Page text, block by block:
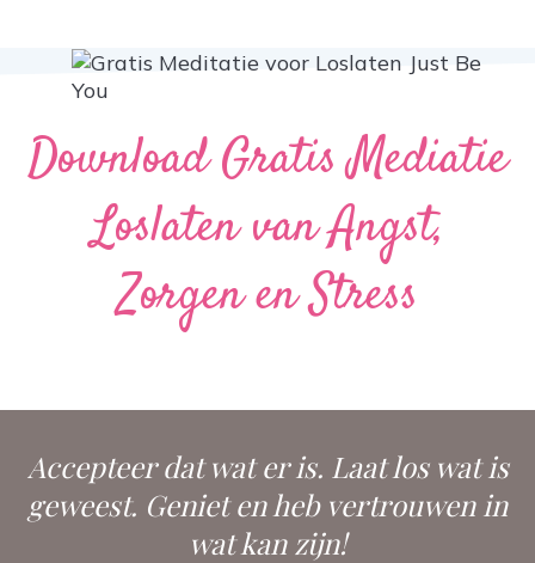
Download Gratis Mediatie
Loslaten van Angst,
Zorgen en Stress
Accepteer dat wat er is. Laat los wat is
geweest. Geniet en heb vertrouwen in
wat kan zijn!